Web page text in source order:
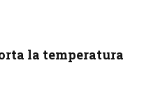
la temperatura